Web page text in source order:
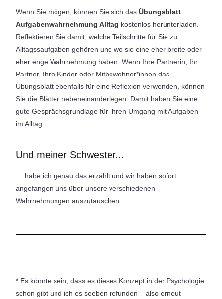
Wenn Sie mögen, können Sie sich dasÜbungsblatt
Aufgabenwahrnehmung Alltag kostenlos herunterladen.
Reflektieren Sie damit, welche Teilschritte für Sie zu
Alltagssaufgaben gehören und wo sie eine eher breite oder
eher enge Wahrnehmung haben. Wenn Ihre Partnerin, Ihr
Partner, Ihre Kinder oder Mitbewohner*innen das
Übungsblatt ebenfalls für eine Reflexion verwenden, können
Sie die Blätter nebeneinanderlegen. Damit haben Sie eine
gute Gesprächsgrundlage für Ihren Umgang mit Aufgaben
im Alltag.
Und meiner Schwester...
… habe ich genau das erzählt und wir haben sofort
angefangen uns über unsere verschiedenen
Wahrnehmungen auszutauschen.
* Es könnte sein, dass es dieses Konzept in der Psychologie
schon gibt und ich es soeben refunden – also erneut